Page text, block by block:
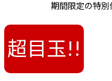
期間限定の特別
超目玉!!